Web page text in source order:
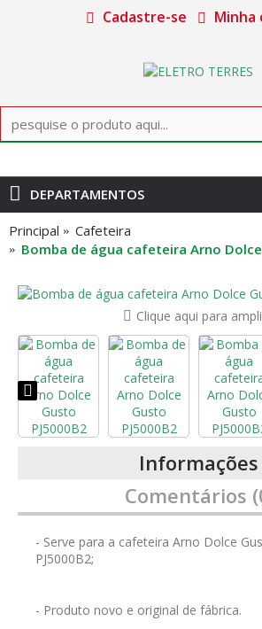
Cadastre-se Minha
DEPARTAMENTOS
Principal
Cafeteira
Bomba de água cafeteira Arno Dolce
Clique aqui para
Informações
Comentários
- Serve para a cafeteira Arno Dolce
PJ5000B2;
- Produto novo e original de fábrica.